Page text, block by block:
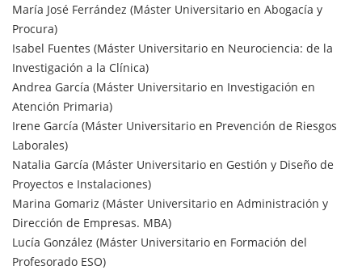
María José Ferrández (Máster Universitario en Abogacía y
Procura)
Isabel Fuentes (Máster Universitario en Neurociencia: de la
Investigación a la Clínica)
Andrea García (Máster Universitario en Investigación en
Atención Primaria)
Irene García (Máster Universitario en Prevención de Riesgos
Laborales)
Natalia García (Máster Universitario en Gestión y Diseño de
Proyectos e Instalaciones)
Marina Gomariz (Máster Universitario en Administración y
Dirección de Empresas. MBA)
Lucía González (Máster Universitario en Formación del
Profesorado ESO)